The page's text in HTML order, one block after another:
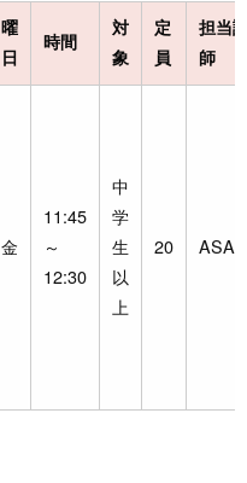
曜
日
時間
対
象
定
員
担当
師
金
11:45
～
12:30
中
学
生
以
上
20